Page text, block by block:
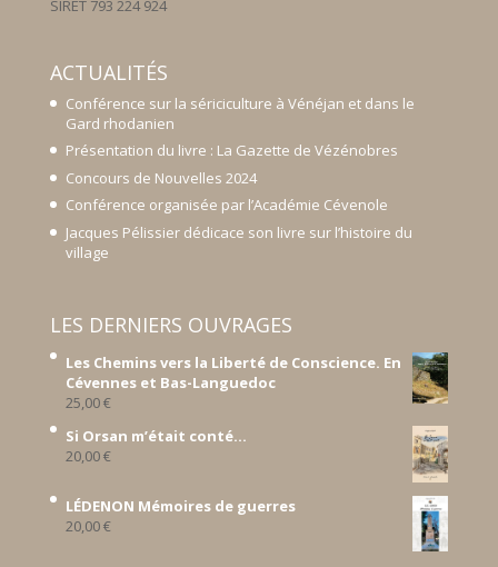
SIRET 793 224 924
ACTUALITÉS
Conférence sur la sériciculture à Vénéjan et dans le
Gard rhodanien
Présentation du livre : La Gazette de Vézénobres
Concours de Nouvelles 2024
Conférence organisée par l’Académie Cévenole
Jacques Pélissier dédicace son livre sur l’histoire du
village
LES DERNIERS OUVRAGES
Les Chemins vers la Liberté de Conscience. En
Cévennes et Bas-Languedoc
25,00€
Si Orsan m’était conté...
20,00€
LÉDENON Mémoires de guerres
20,00€